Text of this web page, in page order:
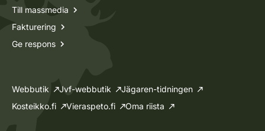
Till massmedia
Fakturering
Ge respons
Webbutik Jvf-webbutik
Jägaren-tidningen
Kosteikko.fi
Vieraspeto.fi Oma riista